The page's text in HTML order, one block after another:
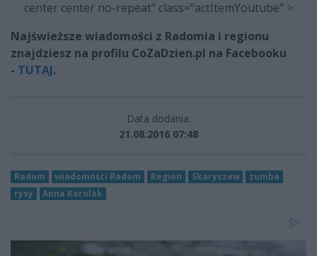
center center no-repeat" class="actItemYoutube" >
Najświeższe wiadomości z Radomia i regionu
znajdziesz na profilu CoZaDzien.pl na Facebooku
- TUTAJ.
Data dodania:
21.08.2016 07:48
Radom wiadomości Radom Region Skaryszew
zumba
rysy
Anna Karolak